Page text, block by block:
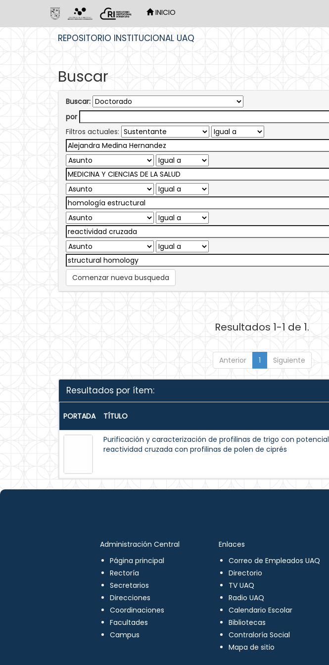
INICIO
REPOSITORIO INSTITUCIONAL UAQ
Buscar
Buscar:
por
Filtros actuales:
Comenzar nueva busqueda
Resultados 1-1 de 1.
Anterior 1 Siguiente
Resultados por ítem:
PORTADA TÍTULO
Purificación y caracterización de profilinas de trigo con potencial
reactividad cruzada con profilinas de polen de ciprés
Administración Central
Página principal
Rectoría
Secretarios
Direcciones
Coordinaciones
Facultades
Campus
Enlaces
Correo de Empleados UAQ
Directorio
TV UAQ
Radio UAQ
Calendario Escolar
Bibliotecas
Contraloría Social
Mapa de sitio